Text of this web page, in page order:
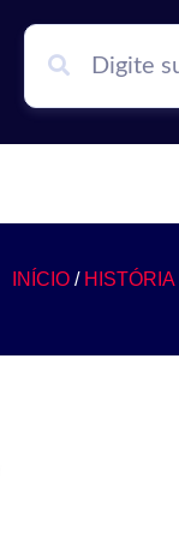
INÍCIO / HISTÓRIA